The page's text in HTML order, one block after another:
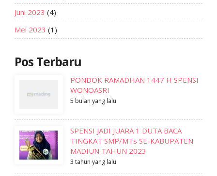
Juni 2023 (4)
Mei 2023 (1)
Pos Terbaru
PONDOK RAMADHAN 1447 H SPENSI
WONOASRI
5 bulan yang lalu
SPENSI JADI JUARA 1 DUTA BACA
TINGKAT SMP/MTs SE-KABUPATEN
MADIUN TAHUN 2023
3 tahun yang lalu